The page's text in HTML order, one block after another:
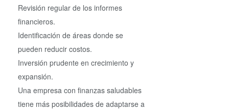
Revisión regular de los informes
financieros.
Identificación de áreas donde se
pueden reducir costos.
Inversión prudente en crecimiento y
expansión.
Una empresa con finanzas saludables
tiene más posibilidades de adaptarse a